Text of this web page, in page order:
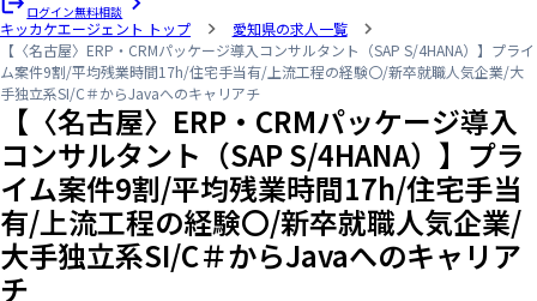
ログイン無料相談
キッカケエージェント トップ
愛知県の求人一覧
【〈名古屋〉ERP・CRMパッケージ導入コンサルタント（SAP S/4HANA）】プライ
ム案件9割/平均残業時間17h/住宅手当有/上流工程の経験〇/新卒就職人気企業/大
手独立系SI/C＃からJavaへのキャリアチ
【〈名古屋〉ERP・CRMパッケージ導入
コンサルタント（SAP S/4HANA）】プラ
イム案件9割/平均残業時間17h/住宅手当
有/上流工程の経験〇/新卒就職人気企業/
大手独立系SI/C＃からJavaへのキャリア
チ